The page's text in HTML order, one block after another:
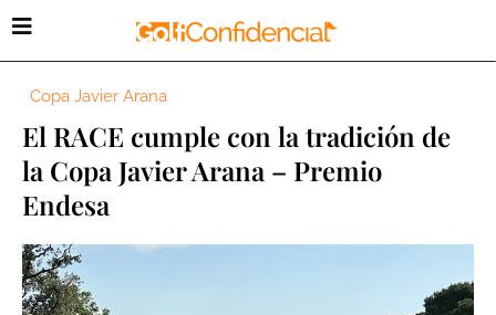
Copa Javier Arana
El RACE cumple con la tradición de
la Copa Javier Arana – Premio
Endesa